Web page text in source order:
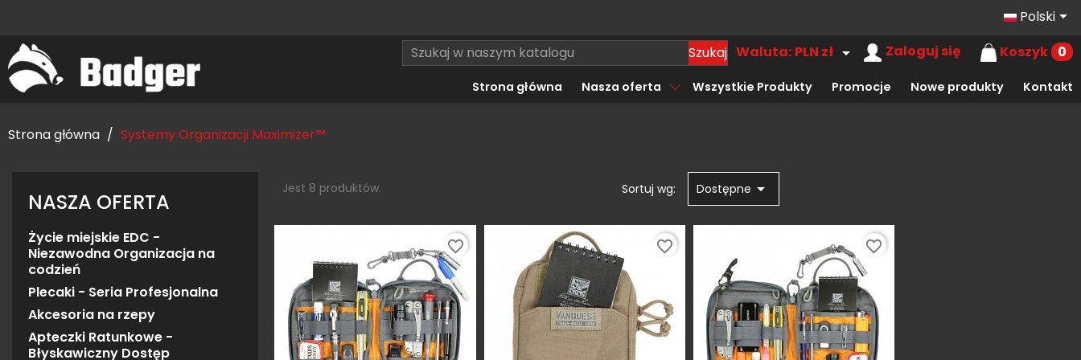
Polski
Szukaj Waluta: PLN zł  Zaloguj się Koszyk 0
Strona główna Nasza oferta Wszystkie Produkty Promocje Nowe produkty Kontakt
Strona główna Systemy Organizacji Maximizer™
NASZA OFERTA
Życie miejskie EDC -
Niezawodna Organizacja na
codzień
Plecaki - Seria Profesjonalna
Akcesoria na rzepy
Apteczki Ratunkowe -
Błyskawiczny Dostęp
Jest 8 produktów. Sortuj wg: Dostępne 
favorite_border favorite_border favorite_border